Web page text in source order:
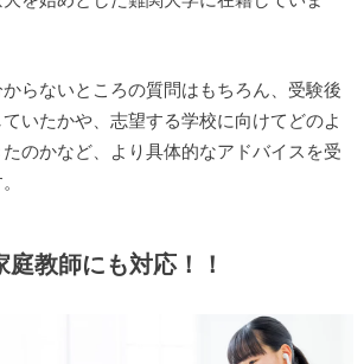
らないところの質問はもちろん、受験後
いたかや、志望する学校に向けてどのよ
のかなど、より具体的なアドバイスを受
庭教師にも対応！！